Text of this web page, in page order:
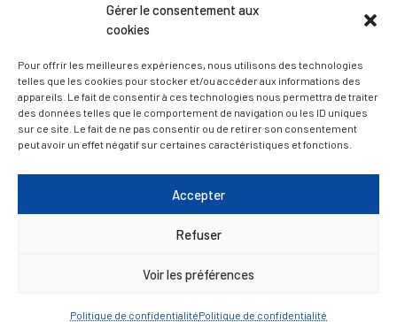
Gérer le consentement aux
cookies
Pour offrir les meilleures expériences, nous utilisons des technologies
telles que les cookies pour stocker et/ou accéder aux informations des
appareils. Le fait de consentir à ces technologies nous permettra de traiter
des données telles que le comportement de navigation ou les ID uniques
sur ce site. Le fait de ne pas consentir ou de retirer son consentement
peut avoir un effet négatif sur certaines caractéristiques et fonctions.
Accepter
Refuser
Voir les préférences
Politique de confidentialitéPolitique de confidentialité
Marchés publics
Urbanisme
Espace agent
A FEUILLETER !